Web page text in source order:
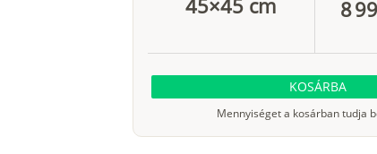
8
KOSÁRBA
Mennyiséget a kosárban tudja